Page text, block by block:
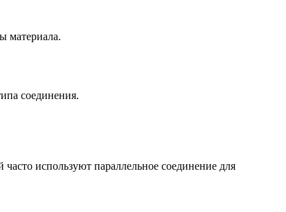
материала.
соединения.
используют параллельное соединение для